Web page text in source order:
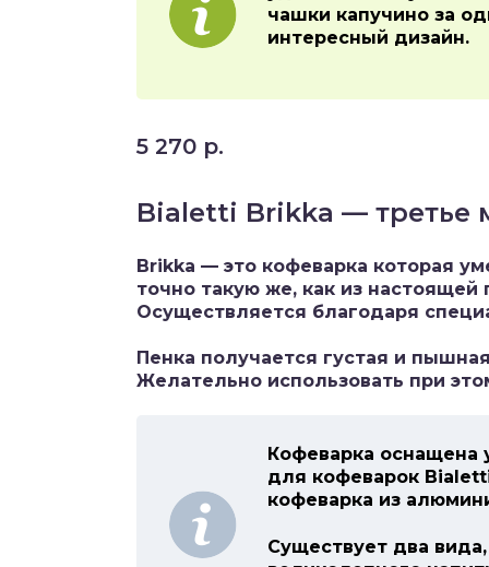
чашки капучино за
интересный дизайн.
5 270 р.
Bialetti Brikka — третье
Brikka — это кофеварка которая
точно такую же, как из
Осуществляется благодаря
Пенка получается густая и
Желательно использовать при
Кофеварка оснащена
для кофеварок
кофеварка из
Существует два